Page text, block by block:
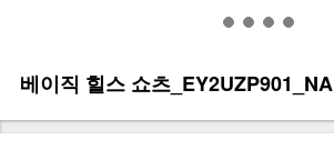
베이직 힐스 쇼츠_EY2UZP901_NA